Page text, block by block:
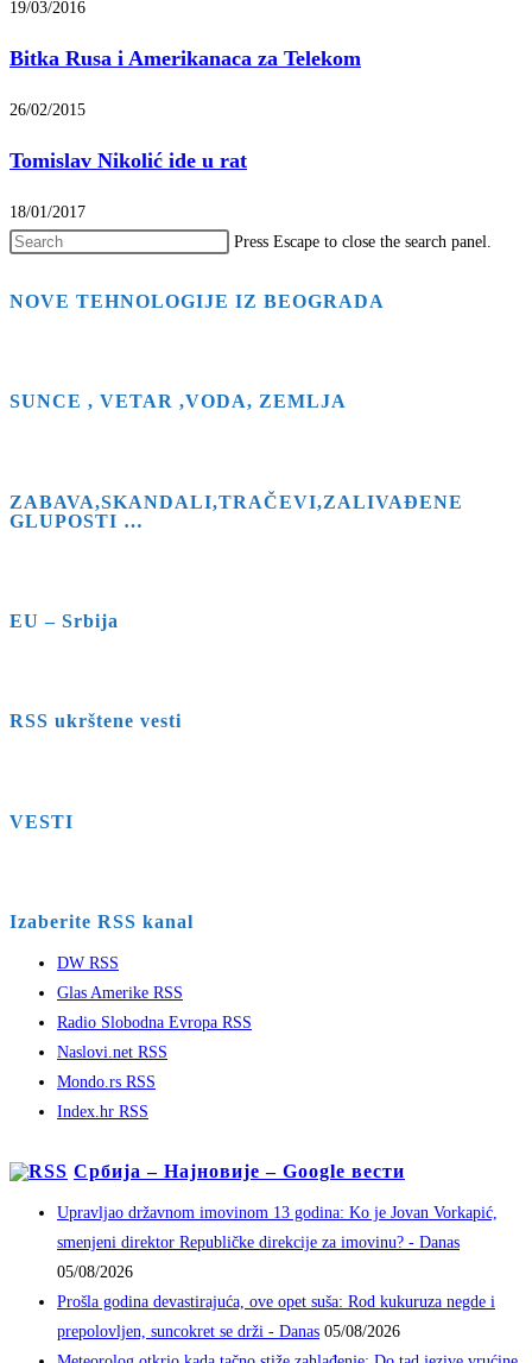
19/03/2016
Bitka Rusa i Amerikanaca za Telekom
26/02/2015
Tomislav Nikolić ide u rat
18/01/2017
Press Escape to close the search panel.
NOVE TEHNOLOGIJE IZ BEOGRADA
SUNCE , VETAR ,VODA, ZEMLJA
ZABAVA,SKANDALI,TRAČEVI,ZALIVAĐENE
GLUPOSTI …
EU – Srbija
RSS ukrštene vesti
VESTI
Izaberite RSS kanal
DW RSS
Glas Amerike RSS
Radio Slobodna Evropa RSS
Naslovi.net RSS
Mondo.rs RSS
Index.hr RSS
Србија – Најновије – Google вести
Upravljao državnom imovinom 13 godina: Ko je Jovan Vorkapić,
smenjeni direktor Republičke direkcije za imovinu? - Danas
05/08/2026
Prošla godina devastirajuća, ove opet suša: Rod kukuruza negde i
prepolovljen, suncokret se drži - Danas 05/08/2026